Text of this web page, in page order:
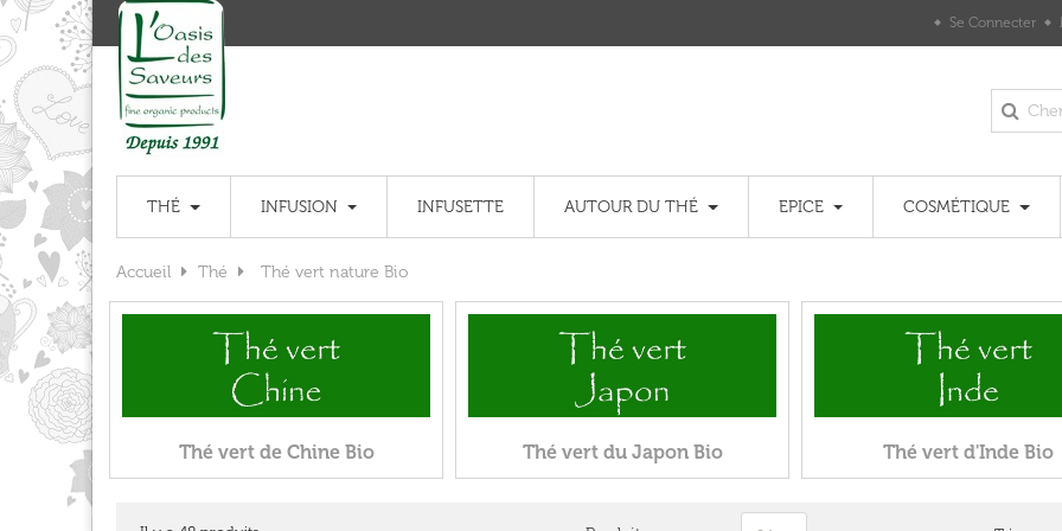
Se Connecter
THÉ INFUSION INFUSETTE AUTOUR DU THÉ EPICE COSMÉTIQUE
Accueil Thé Thé vert nature Bio
Thé vert de Chine Bio Thé vert du Japon Bio Thé vert d'Inde Bio